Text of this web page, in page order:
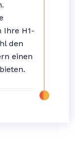
Ihre H1-
den
einen